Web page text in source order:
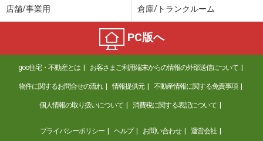
店舗/事業用 倉庫/トランクルーム
PC版へ
goo住宅・不動産とは お客さまご利用端末からの情報の外部送信について
物件に関するお問合せの流れ 情報提供元 不動産情報に関する免責事項
個人情報の取り扱いについて 消費税に関する表記について
プライバシーポリシー ヘルプ お問い合わせ 運営会社